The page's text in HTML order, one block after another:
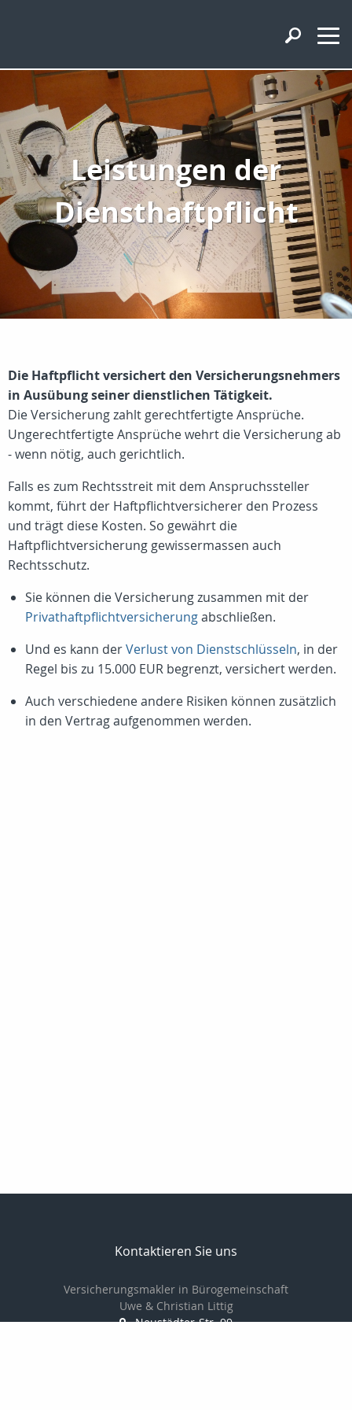
Leistungen der
Diensthaftpflicht
Die Haftpflicht versichert den Versicherungsnehmers
in Ausübung seiner dienstlichen Tätigkeit.
Die Versicherung zahlt gerechtfertigte Ansprüche.
Ungerechtfertigte Ansprüche wehrt die Versicherung ab
- wenn nötig, auch gerichtlich.
Falls es zum Rechtsstreit mit dem Anspruchssteller
kommt, führt der Haftpflichtversicherer den Prozess
und trägt diese Kosten. So gewährt die
Haftpflichtversicherung gewissermassen auch
Rechtsschutz.
Sie können die Versicherung zusammen mit der
Privathaftpflichtversicherungabschließen.
Und es kann derVerlust von Dienstschlüsseln, in der
Regel bis zu 15.000 EUR begrenzt, versichert werden.
Auch verschiedene andere Risiken können zusätzlich
in den Vertrag aufgenommen werden.
Kontaktieren Sie uns
Versicherungsmakler in Bürogemeinschaft
Uwe & Christian Littig
Neustädter-Str. 99